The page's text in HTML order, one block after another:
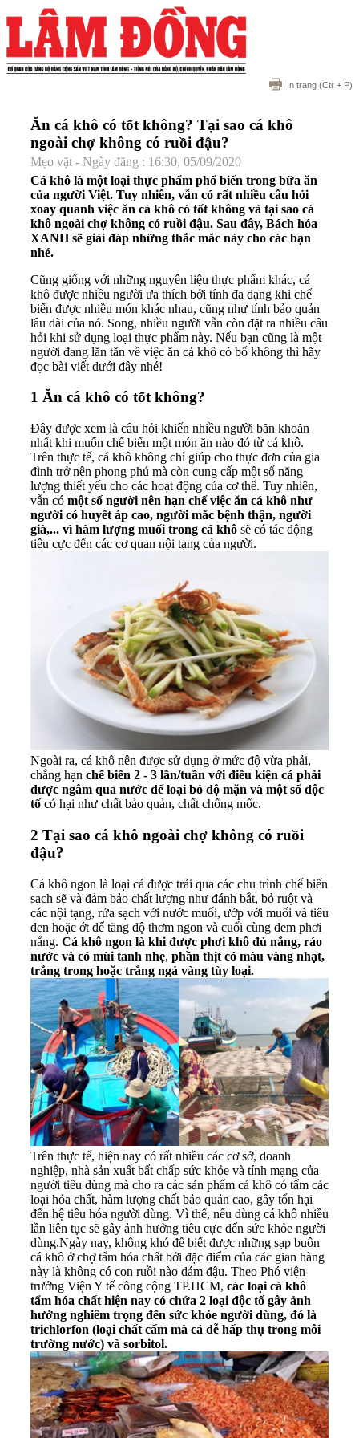
In trang (Ctr + P)
Ăn cá khô có tốt không? Tại sao cá khô
ngoài chợ không có ruồi đậu?
Mẹo vặt - Ngày đăng : 16:30, 05/09/2020
Cá khô là một loại thực phẩm phổ biến trong bữa ăn
của người Việt. Tuy nhiên, vẫn có rất nhiều câu hỏi
xoay quanh việc ăn cá khô có tốt không và tại sao cá
khô ngoài chợ không có ruồi đậu. Sau đây, Bách hóa
XANH sẽ giải đáp những thắc mắc này cho các bạn
nhé.
Cũng giống với những nguyên liệu thực phẩm khác, cá
khô được nhiều người ưa thích bởi tính đa dạng khi chế
biến được nhiều món khác nhau, cũng như tính bảo quản
lâu dài của nó. Song, nhiều người vẫn còn đặt ra nhiều câu
hỏi khi sử dụng loại thực phẩm này. Nếu bạn cũng là một
người đang lăn tăn về việc ăn cá khô có bổ không thì hãy
đọc bài viết dưới đây nhé!
1 Ăn cá khô có tốt không?
Đây được xem là câu hỏi khiến nhiều người băn khoăn
nhất khi muốn chế biến một món ăn nào đó từ cá khô.
Trên thực tế, cá khô không chỉ giúp cho thực đơn của gia
đình trở nên phong phú mà còn cung cấp một số năng
lượng thiết yếu cho các hoạt động của cơ thể. Tuy nhiên,
vẫn có một số người nên hạn chế việc ăn cá khô như
người có huyết áp cao, người mắc bệnh thận, người
già,... vì hàm lượng muối trong cá khô sẽ có tác động
tiêu cực đến các cơ quan nội tạng của người.
Ngoài ra, cá khô nên được sử dụng ở mức độ vừa phải,
chẳng hạn chế biến 2 - 3 lần/tuần với điều kiện cá phải
được ngâm qua nước để loại bỏ độ mặn và một số độc
tố có hại như chất bảo quản, chất chống mốc.
2 Tại sao cá khô ngoài chợ không có ruồi
đậu?
Cá khô ngon là loại cá được trải qua các chu trình chế biến
sạch sẽ và đảm bảo chất lượng như đánh bắt, bỏ ruột và
các nội tạng, rửa sạch với nước muối, ướp với muối và tiêu
đen hoặc ớt để tăng độ thơm ngon và cuối cùng đem phơi
nắng. Cá khô ngon là khi được phơi khô đủ nắng, ráo
nước và có mùi tanh nhẹ, phần thịt có màu vàng nhạt,
trắng trong hoặc trắng ngả vàng tùy loại.
Trên thực tế, hiện nay có rất nhiều các cơ sở, doanh
nghiệp, nhà sản xuất bất chấp sức khỏe và tính mạng của
người tiêu dùng mà cho ra các sản phẩm cá khô có tẩm các
loại hóa chất, hàm lượng chất bảo quản cao, gây tổn hại
đến hệ tiêu hóa người dùng. Vì thế, nếu dùng cá khô nhiều
lần liên tục sẽ gây ảnh hưởng tiêu cực đến sức khỏe người
dùng.Ngày nay, không khó để biết được những sạp buôn
cá khô ở chợ tẩm hóa chất bởi đặc điểm của các gian hàng
này là không có con ruồi nào dám đậu. Theo Phó viện
trưởng Viện Y tế công cộng TP.HCM, các loại cá khô
tẩm hóa chất hiện nay có chứa 2 loại độc tố gây ảnh
hưởng nghiêm trọng đến sức khỏe người dùng, đó là
trichlorfon (loại chất cấm mà cá dễ hấp thụ trong môi
trường nước) và sorbitol.